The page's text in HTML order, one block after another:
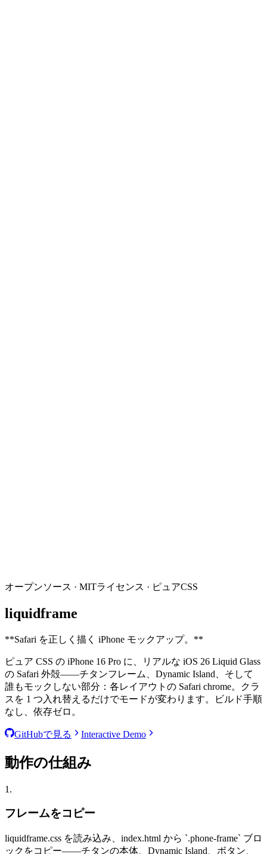
オープンソース · MITライセンス · ピュアCSS
liquidframe
**Safari を正しく描く iPhone モックアップ。 **
ピュア CSS の iPhone 16 Pro に、リアルな iOS 26 Liquid Glass
の Safari 外殻——チタンフレーム、Dynamic Island、そして
誰もモックしない部分：各レイアウトの Safari chrome。クラ
スを 1 つ入れ替えるだけでモードが変わります。ビルド手順
なし、依存ゼロ。
GitHubで見る Interactive Demo
動作の仕組み
1.
フレームをコピー
liquidframe.css を読み込み、index.html から `.phone-frame` ブロ
ックをコピー——チタンの本体、Dynamic Island、ボタン、